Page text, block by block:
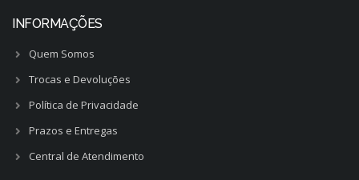
INFORMAÇÕES
Quem Somos
Trocas e Devoluções
Política de Privacidade
Prazos e Entregas
Central de Atendimento